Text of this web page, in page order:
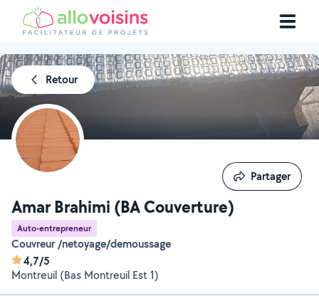
Retour
Amar Brahimi (BA Couverture)
Auto-entrepreneur
Couvreur /netoyage/demoussage
4,7/5
Montreuil (Bas Montreuil Est 1)
Partager
Partager